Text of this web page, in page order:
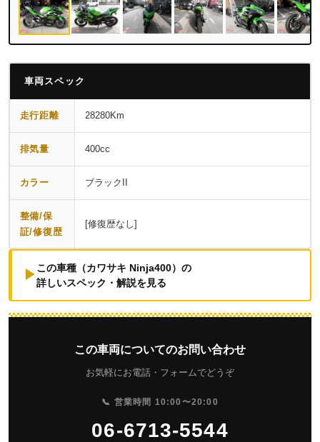
車両スペック
走行距離 28280Km
排気量 400cc
カラー ブラックII
整備/保
証/修復歴
[修復歴なし]
▶
この車種（カワサキ Ninja400）の
詳しいスペック・解説を見る
この車両についてのお問い合わせ
お気軽にお電話・フォームでどうぞ
📞 営業時間 10:00〜20:00
06-6713-5544